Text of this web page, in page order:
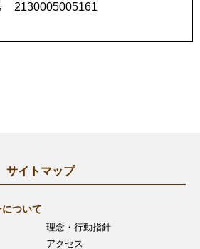
2130005005161
サイトマップ
ついて
理念・行動指針
アクセス